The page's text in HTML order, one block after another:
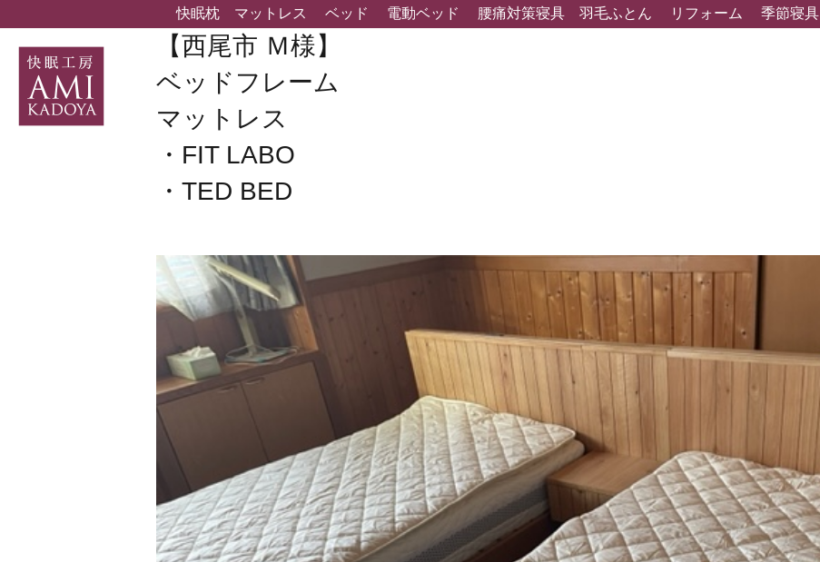
快眠枕 マットレス ベッド 電動ベッド 腰痛対策寝具 羽毛ふとん リフォーム 季節寝具
【西尾市 Ｍ様】
ベッドフレーム
マットレス
・FIT LABO
・TED BED